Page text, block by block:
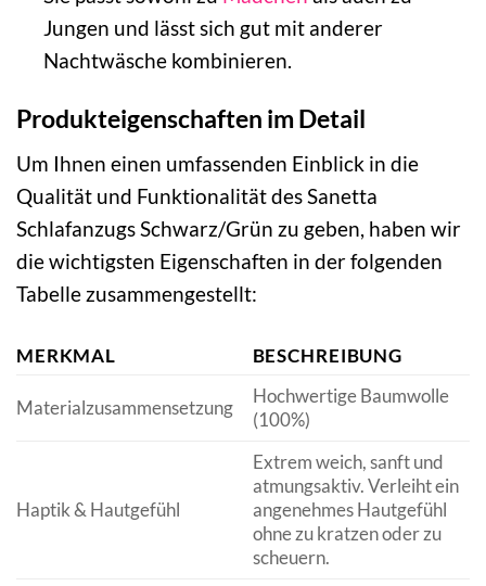
Jungen und lässt sich gut mit anderer
Nachtwäsche kombinieren.
Produkteigenschaften im Detail
Um Ihnen einen umfassenden Einblick in die
Qualität und Funktionalität des Sanetta
Schlafanzugs Schwarz/Grün zu geben, haben wir
die wichtigsten Eigenschaften in der folgenden
Tabelle zusammengestellt:
MERKMAL BESCHREIBUNG
Materialzusammensetzung
Hochwertige Baumwolle
(100%)
Haptik & Hautgefühl
Extrem weich, sanft und
atmungsaktiv. Verleiht ein
angenehmes Hautgefühl
ohne zu kratzen oder zu
scheuern.